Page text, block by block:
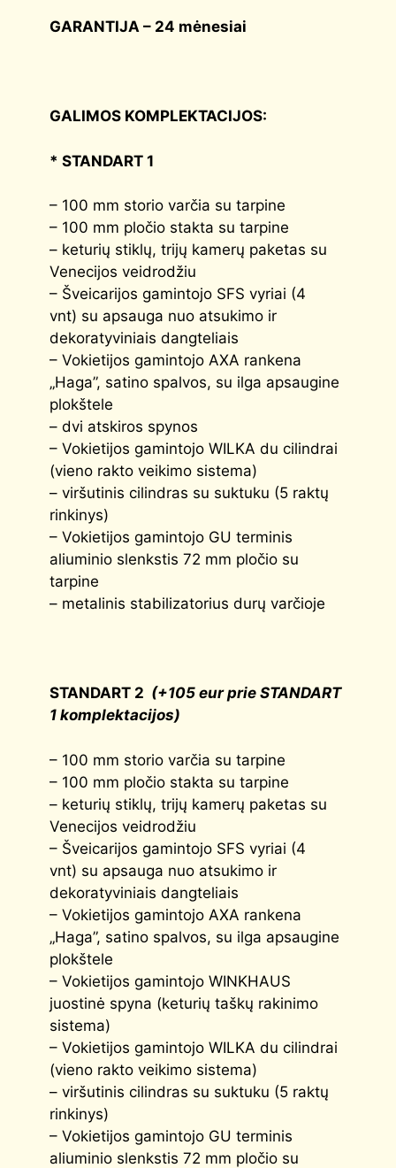
GARANTIJA – 24 mėnesiai
GALIMOS KOMPLEKTACIJOS:
* STANDART 1
– 100 mm storio varčia su tarpine
– 100 mm pločio stakta su tarpine
– keturių stiklų, trijų kamerų paketas su
Venecijos veidrodžiu
– Šveicarijos gamintojo SFS vyriai (4
vnt) su apsauga nuo atsukimo ir
dekoratyviniais dangteliais
– Vokietijos gamintojo AXA rankena
„Haga”, satino spalvos, su ilga apsaugine
plokštele
– dvi atskiros spynos
– Vokietijos gamintojo WILKA du cilindrai
(vieno rakto veikimo sistema)
– viršutinis cilindras su suktuku (5 raktų
rinkinys)
– Vokietijos gamintojo GU terminis
aliuminio slenkstis 72 mm pločio su
tarpine
– metalinis stabilizatorius durų varčioje
STANDART 2 (+105 eur prie STANDART
1 komplektacijos)
– 100 mm storio varčia su tarpine
– 100 mm pločio stakta su tarpine
– keturių stiklų, trijų kamerų paketas su
Venecijos veidrodžiu
– Šveicarijos gamintojo SFS vyriai (4
vnt) su apsauga nuo atsukimo ir
dekoratyviniais dangteliais
– Vokietijos gamintojo AXA rankena
„Haga”, satino spalvos, su ilga apsaugine
plokštele
– Vokietijos gamintojo WINKHAUS
juostinė spyna (keturių taškų rakinimo
sistema)
– Vokietijos gamintojo WILKA du cilindrai
(vieno rakto veikimo sistema)
– viršutinis cilindras su suktuku (5 raktų
rinkinys)
– Vokietijos gamintojo GU terminis
aliuminio slenkstis 72 mm pločio su